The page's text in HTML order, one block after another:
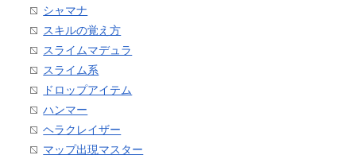
シャマナ
スキルの覚え方
スライムマデュラ
スライム系
ドロップアイテム
ハンマー
ヘラクレイザー
マップ出現マスター